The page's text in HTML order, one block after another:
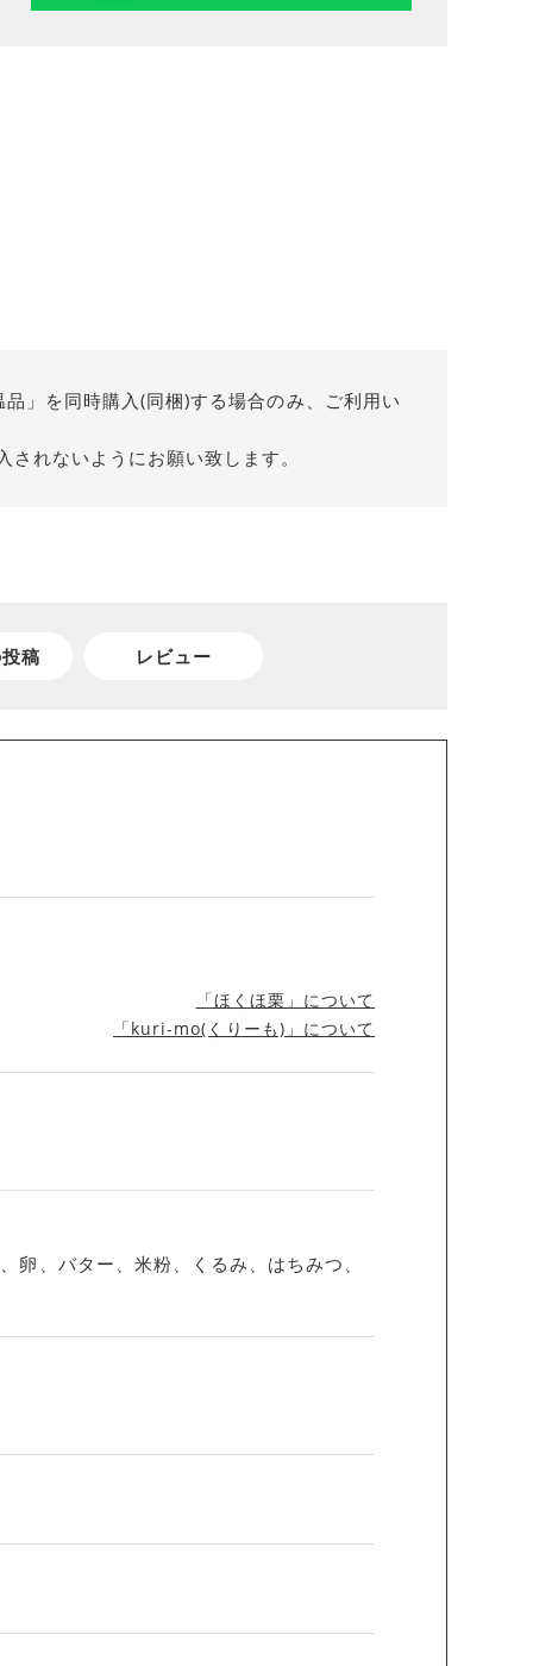
品」を同時購入(同梱)する場合のみ、ご利用い
れないようにお願い致します。
稿 レビュー
「ほくほ栗」について
「kuri-mo(くりーも)」について
、バター、米粉、くるみ、はちみつ、